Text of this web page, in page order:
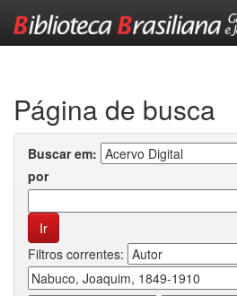
Página de busca
Buscar em:
por
Filtros correntes: